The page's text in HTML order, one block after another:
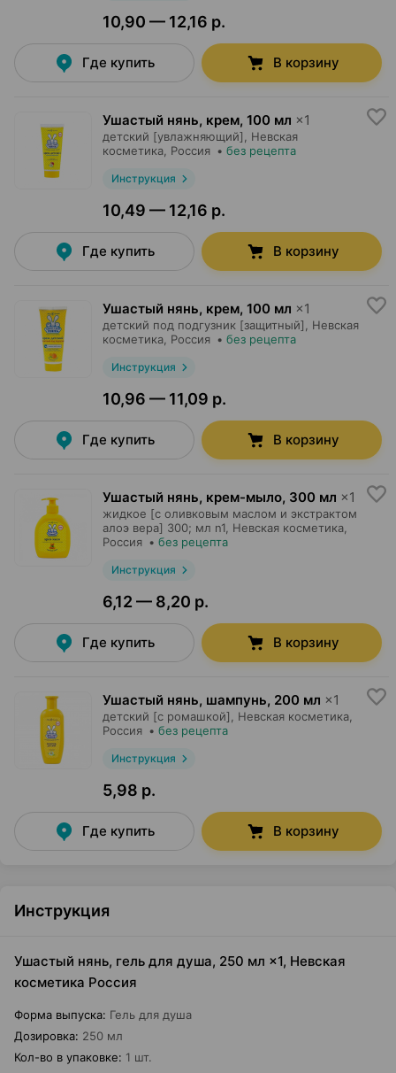
10,90 — 12,16 р.
Где купить В корзину
Ушастый нянь, крем, 100 мл ×1
детский [увлажняющий],
Невская
косметика , Россия • без рецепта
Инструкция
10,49 — 12,16 р.
Где купить В корзину
Ушастый нянь, крем, 100 мл ×1
детский под подгузник [защитный],
Невская
косметика , Россия • без рецепта
Инструкция
10,96 — 11,09 р.
Где купить В корзину
Ушастый нянь, крем-мыло, 300 мл ×1
жидкое [с оливковым маслом и экстрактом
алоэ вера] 300; мл n1, Невская косметика
Россия • без рецепта
Инструкция
6,12 — 8,20 р.
Где купить В корзину
Ушастый нянь, шампунь, 200 мл ×1
детский [с ромашкой], Невская косметика
Россия • без рецепта
Инструкция
5,98 р.
Где купить В корзину
Инструкция
Ушастый нянь, гель для душа, 250 мл ×1, Невская
косметика Россия
Форма выпуска: Гель для душа
Дозировка: 250 мл
Кол-во в упаковке: 1 шт.